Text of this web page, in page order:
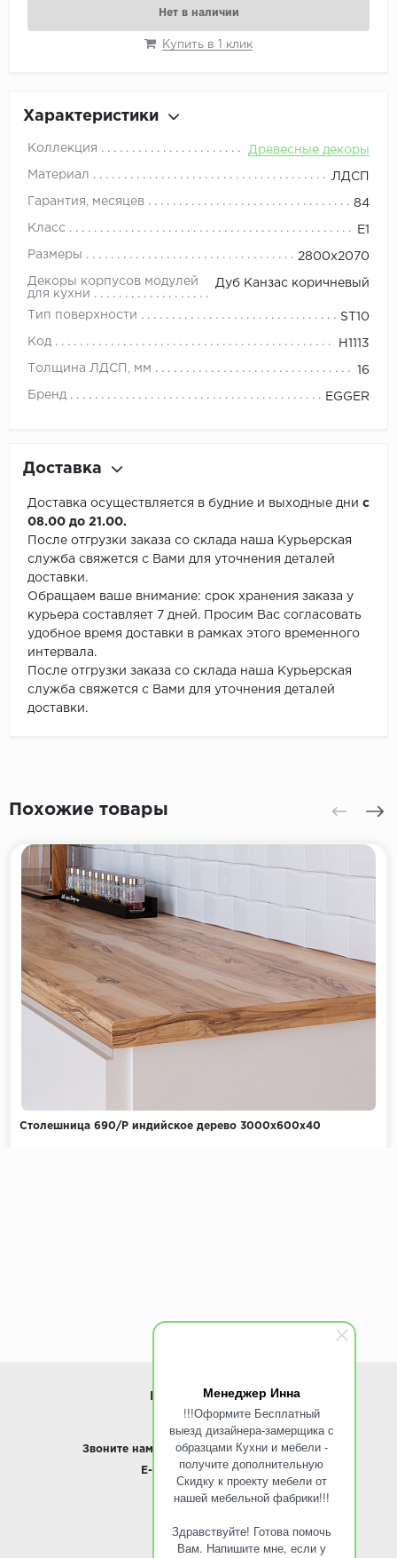
Менеджер Инна
!!!Оформите Бесплатный
выезд дизайнера-замерщика с
образцами Кухни и мебели -
получите дополнительную
Скидку к проекту мебели от
нашей мебельной фабрики!!!
Здравствуйте! Готова помочь
Вам. Напишите мне, если у
Нет в наличии
Купить в 1 клик
Характеристики
Коллекция Древесные декоры
Материал ЛДСП
Гарантия, месяцев 84
Класс E1
Размеры 2800x2070
Декоры корпусов модулей
для кухни
Дуб Канзас коричневый
Тип поверхности ST10
Код H1113
Толщина ЛДСП, мм 16
Бренд EGGER
Доставка
Доставка осуществляется в будние и выходные дни с
08.00 до 21.00.
После отгрузки заказа со склада наша Курьерская
служба свяжется с Вами для уточнения деталей
доставки.
Обращаем ваше внимание: срок хранения заказа у
курьера составляет 7 дней. Просим Вас согласовать
удобное время доставки в рамках этого временного
интервала.
После отгрузки заказа со склада наша Курьерская
служба свяжется с Вами для уточнения деталей
доставки.
Похожие товары
Столешница 690/Р индийское дерево 3000х600х40
ИНФОРМАЦИЯ
www.ROINST.ru
Звоните нам: 8 495 797-10-50 / Whatsapp
E-mail: info@roinst.ru
О КОМПАНИИ
О компании